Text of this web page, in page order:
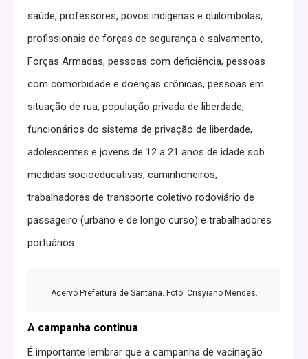
saúde, professores, povos indígenas e quilombolas,
profissionais de forças de segurança e salvamento,
Forças Armadas, pessoas com deficiência, pessoas
com comorbidade e doenças crônicas, pessoas em
situação de rua, população privada de liberdade,
funcionários do sistema de privação de liberdade,
adolescentes e jovens de 12 a 21 anos de idade sob
medidas socioeducativas, caminhoneiros,
trabalhadores de transporte coletivo rodoviário de
passageiro (urbano e de longo curso) e trabalhadores
portuários.
Acervo Prefeitura de Santana. Foto: Crisyiano Mendes.
A campanha continua
É importante lembrar que a campanha de vacinação